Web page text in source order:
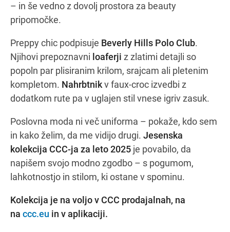
– in še vedno z dovolj prostora za beauty
pripomočke.
Preppy chic podpisuje Beverly Hills Polo Club.
Njihovi prepoznavni loaferji z zlatimi detajli so
popoln par plisiranim krilom, srajcam ali pletenim
kompletom. Nahrbtnikv faux-croc izvedbi z
dodatkom rute pa v uglajen stil vnese igriv zasuk.
Poslovna moda ni več uniforma – pokaže, kdo sem
in kako želim, da me vidijo drugi. Jesenska
kolekcija CCC-ja za leto 2025 je povabilo, da
napišem svojo modno zgodbo – s pogumom,
lahkotnostjo in stilom, ki ostane v spominu.
Kolekcija je na voljo v CCC prodajalnah, na
na ccc.eu in v aplikaciji.